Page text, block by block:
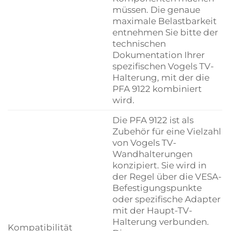
müssen. Die genaue
maximale Belastbarkeit
entnehmen Sie bitte der
technischen
Dokumentation Ihrer
spezifischen Vogels TV-
Halterung, mit der die
PFA 9122 kombiniert
wird.
Kompatibilität
Die PFA 9122 ist als
Zubehör für eine Vielzahl
von Vogels TV-
Wandhalterungen
konzipiert. Sie wird in
der Regel über die VESA-
Befestigungspunkte
oder spezifische Adapter
mit der Haupt-TV-
Halterung verbunden.